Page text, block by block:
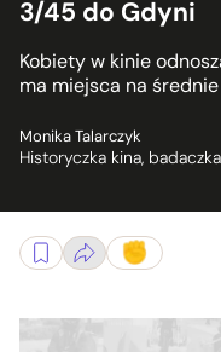
3/45 do Gdyni
Kobiety w kinie
ma miejsca na
Monika Talarczyk
Historyczka kina,